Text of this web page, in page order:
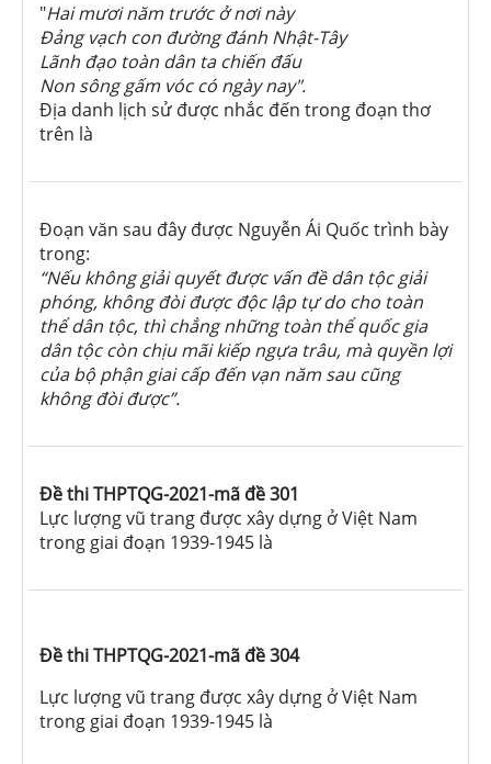
"Hai mươi năm trước ở nơi này
Đảng vạch con đường đánh Nhật-Tây
Lãnh đạo toàn dân ta chiến đấu
Non sông gấm vóc có ngày nay".
Địa danh lịch sử được nhắc đến trong đoạn thơ
trên là
Đoạn văn sau đây được Nguyễn Ái Quốc trình bày
trong:
“Nếu không giải quyết được vấn đề dân tộc giải
phóng, không đòi được độc lập tự do cho toàn
thể dân tộc, thì chẳng những toàn thể quốc gia
dân tộc còn chịu mãi kiếp ngựa trâu, mà quyền lợi
của bộ phận giai cấp đến vạn năm sau cũng
không đòi được”.
Đề thi THPTQG-2021-mã đề 301
Lực lượng vũ trang được xây dựng ở Việt Nam
trong giai đoạn 1939-1945 là
Đề thi THPTQG-2021-mã đề 304
Lực lượng vũ trang được xây dựng ở Việt Nam
trong giai đoạn 1939-1945 là